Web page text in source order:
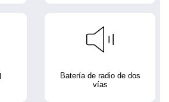
Batería de radio de dos
vías